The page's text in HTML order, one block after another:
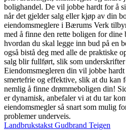
bolighandel. De vil jobbe hardt for å
når det gjelder salg eller kjøp av din
eiendomsmeglere i Bærums Verk
med å finne den rette boligen for dine
hvordan du skal legge inn bud på en
også bistå deg med alle de praktiske
salg blir fullført, slik som underskrifter
Eiendomsmegleren din vil jobbe
smertefrie og effektive, slik at du kan
nemlig å finne drømmeboligen din!
er dynamisk, anbefaler vi at du tar
eiendomsmegler så snart som mulig
problemer underveis.
Landbrukstakst Gudbrand Teigen